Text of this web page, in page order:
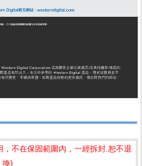
不在保固範圍內，一經拆封.恕不退
換)